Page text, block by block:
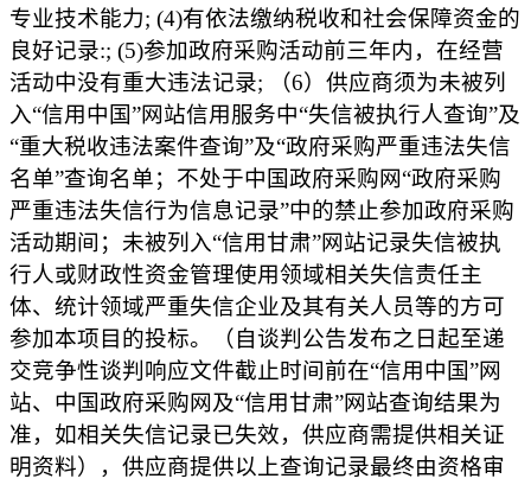
专业技术能力; (4)有依法缴纳税收和社会保障资金的
良好记录:; (5)参加政府采购活动前三年内，在经营
活动中没有重大违法记录; （6）供应商须为未被列
入“信用中国”网站信用服务中“失信被执行人查询”及
“重大税收违法案件查询”及“政府采购严重违法失信
名单”查询名单；不处于中国政府采购网“政府采购
严重违法失信行为信息记录”中的禁止参加政府采购
活动期间；未被列入“信用甘肃”网站记录失信被执
行人或财政性资金管理使用领域相关失信责任主
体、统计领域严重失信企业及其有关人员等的方可
参加本项目的投标。（自谈判公告发布之日起至递
交竞争性谈判响应文件截止时间前在“信用中国”网
站、中国政府采购网及“信用甘肃”网站查询结果为
准，如相关失信记录已失效，供应商需提供相关证
明资料），供应商提供以上查询记录最终由资格审